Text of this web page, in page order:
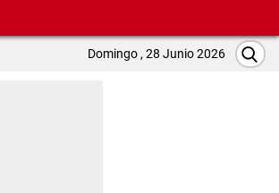
Domingo , 28 Junio 2026